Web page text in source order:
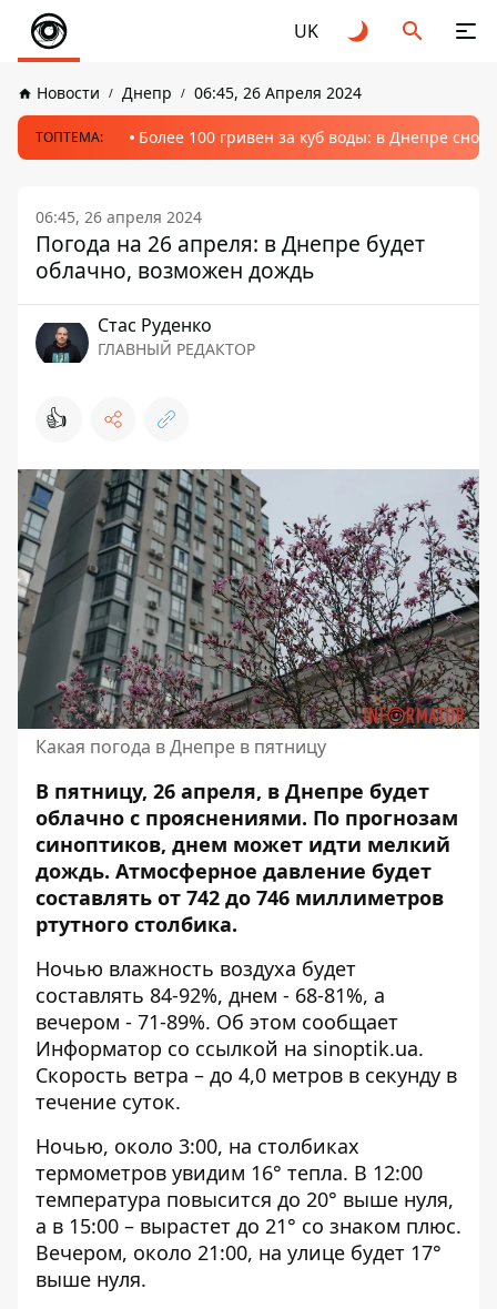
UK
Новости Днепр 06:45, 26 Апреля 2024
ТОПТЕМА: Более 100 гривен за куб воды: в Днепре
06:45, 26 апреля 2024
Погода на 26 апреля: в Днепре будет
облачно, возможен дождь
Стаc Руденко
ГЛАВНЫЙ РЕДАКТОР
👍
Какая погода в Днепре в пятницу
В пятницу, 26 апреля, в Днепре будет
облачно с прояснениями. По прогнозам
синоптиков, днем ​​может идти мелкий
дождь. Атмосферное давление будет
составлять от 742 до 746 миллиметров
ртутного столбика.
Ночью влажность воздуха будет
составлять 84-92%, днем ​​- 68-81%, а
вечером - 71-89%. Об этом сообщает
Информатор со ссылкой на sinoptik.ua.
Скорость ветра – до 4,0 метров в секунду в
течение суток.
Ночью, около 3:00, на столбиках
термометров увидим 16° тепла. В 12:00
температура повысится до 20° выше нуля,
а в 15:00 – вырастет до 21° со знаком плюс.
Вечером, около 21:00, на улице будет 17°
выше нуля.